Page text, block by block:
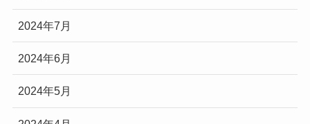
2024年7月
2024年6月
2024年5月